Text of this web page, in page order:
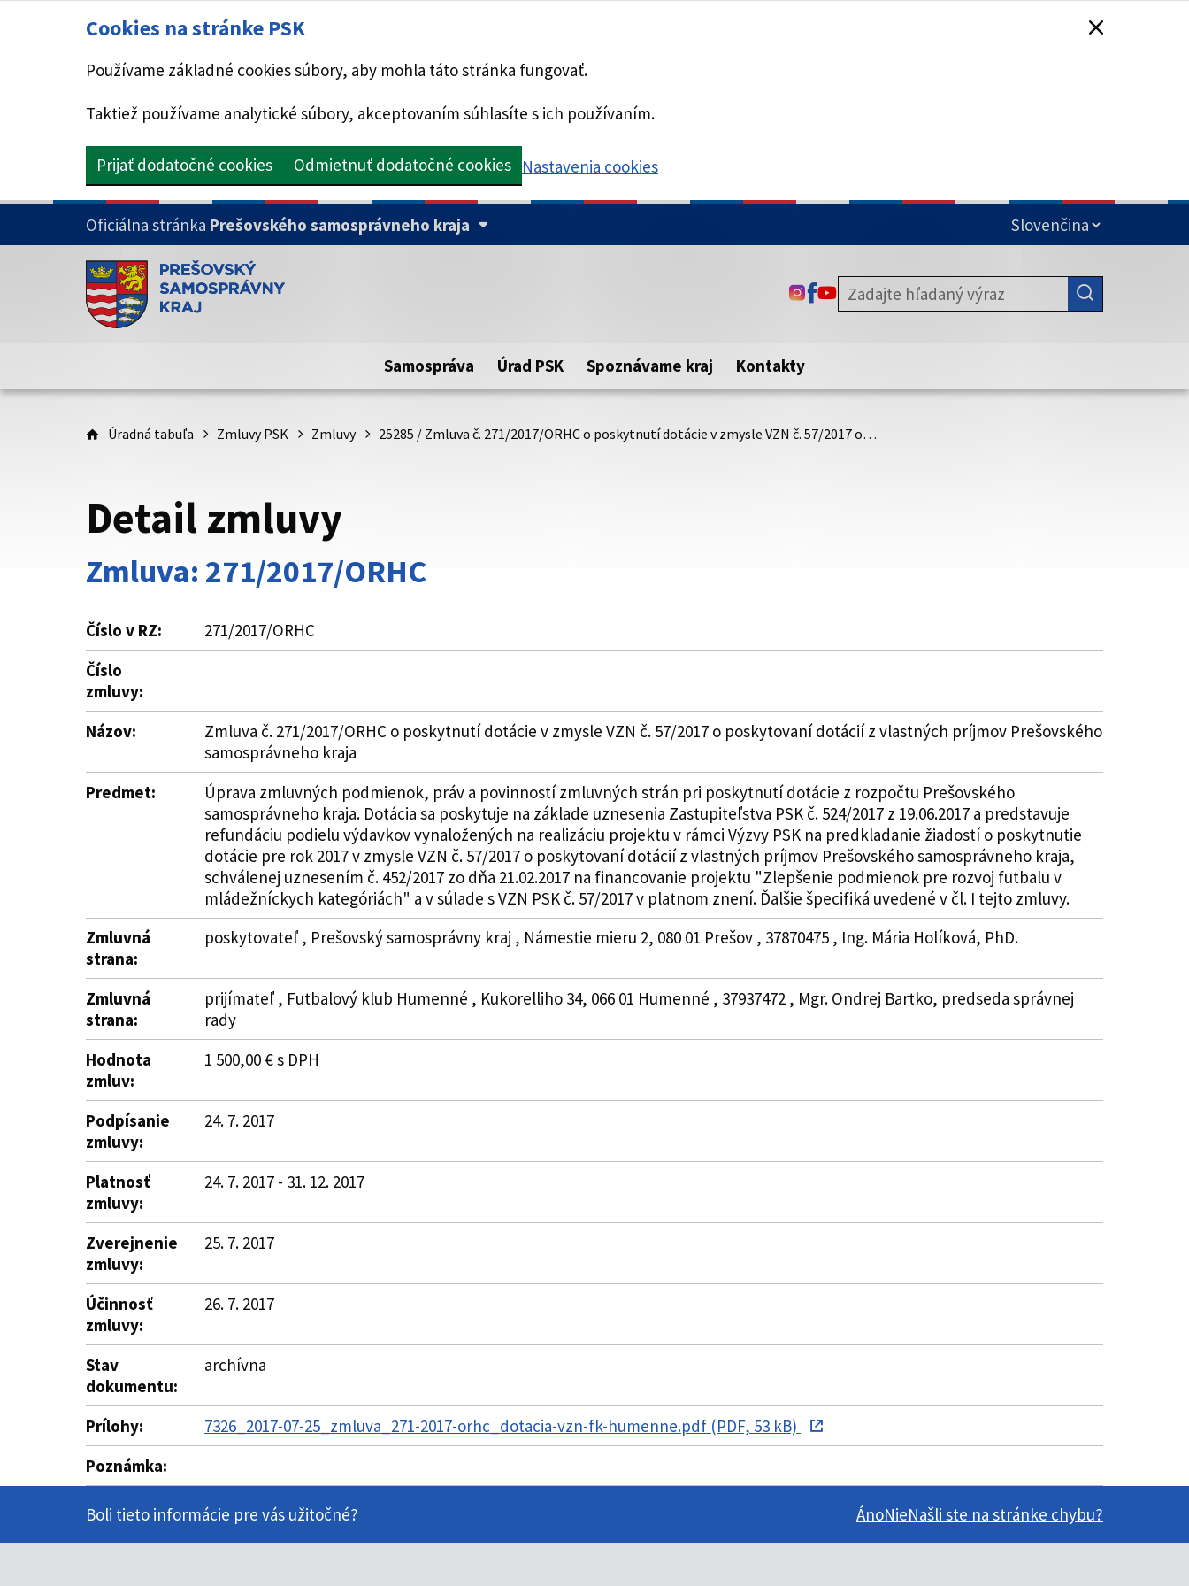
Cookies na stránke PSK
Používame základné cookies súbory, aby mohla táto stránka fungovať.
Taktiež používame analytické súbory, akceptovaním súhlasíte s ich používaním.
Prijať dodatočné cookies Odmietnuť dodatočné cookies Nastavenia cookies
PRESKOČIŤ NA HLAVNÝ OBSAH
Oficiálna stránka Prešovského samosprávneho kraja
Doména psk.sk je oficiálna
Toto je oficiálna webová stránka Prešovského samosprávneho kraja.
Táto stránka je zabezpečená
zabezpečenú webovú stránku. Zabezpečená stránka vždy začína
https:// pred názvom domény webového sídla.
ODKAZ SA OTVORÍ NA NOVEJ KARTE
ODKAZ SA OTVORÍ NA NOVEJ KARTE
ODKAZ SA OTVORÍ NA NOVEJ KARTE
Samospráva Úrad PSK Spoznávame kraj Kontakty
Úradná tabuľa Zmluvy PSK Zmluvy 25285 / Zmluva č. 271/2017/ORHC o poskytnutí dotácie v zmysle VZN č. 57/2017 o…
Detail zmluvy
Zmluva: 271/2017/ORHC
Číslo v RZ:
271/2017/ORHC
Číslo
zmluvy:
Názov:
Zmluva č. 271/2017/ORHC o poskytnutí dotácie v zmysle VZN č. 57/2017 o poskytovaní dotácií z vlastných príjmov Prešovského
samosprávneho kraja
Predmet:
Úprava zmluvných podmienok, práv a povinností zmluvných strán pri poskytnutí dotácie z rozpočtu Prešovského
samosprávneho kraja. Dotácia sa poskytuje na základe uznesenia Zastupiteľstva PSK č. 524/2017 z 19.06.2017 a predstavuje
refundáciu podielu výdavkov vynaložených na realizáciu projektu v rámci Výzvy PSK na predkladanie žiadostí o poskytnutie
dotácie pre rok 2017 v zmysle VZN č. 57/2017 o poskytovaní dotácií z vlastných príjmov Prešovského samosprávneho kraja,
schválenej uznesením č. 452/2017 zo dňa 21.02.2017 na financovanie projektu "Zlepšenie podmienok pre rozvoj futbalu v
mládežníckych kategóriách" a v súlade s VZN PSK č. 57/2017 v platnom znení. Ďalšie špecifiká uvedené v čl. I tejto zmluvy.
Zmluvná
strana:
poskytovateľ , Prešovský samosprávny kraj , Námestie mieru 2, 080 01 Prešov , 37870475 , Ing. Mária Holíková, PhD.
Zmluvná
strana:
prijímateľ , Futbalový klub Humenné , Kukorelliho 34, 066 01 Humenné , 37937472 , Mgr. Ondrej Bartko, predseda správnej
rady
Hodnota
zmluv:
1 500,00 € s DPH
Podpísanie
zmluvy:
24. 7. 2017
Platnosť
zmluvy:
24. 7. 2017 - 31. 12. 2017
Zverejnenie
zmluvy:
25. 7. 2017
Účinnosť
zmluvy:
26. 7. 2017
Stav
dokumentu:
archívna
Prílohy:
7326_2017-07-25_zmluva_271-2017-orhc_dotacia-vzn-fk-humenne.pdf (PDF, 53 kB)
Poznámka:
Boli tieto informácie pre vás užitočné? ÁnoNieNašli ste na stránke chybu?